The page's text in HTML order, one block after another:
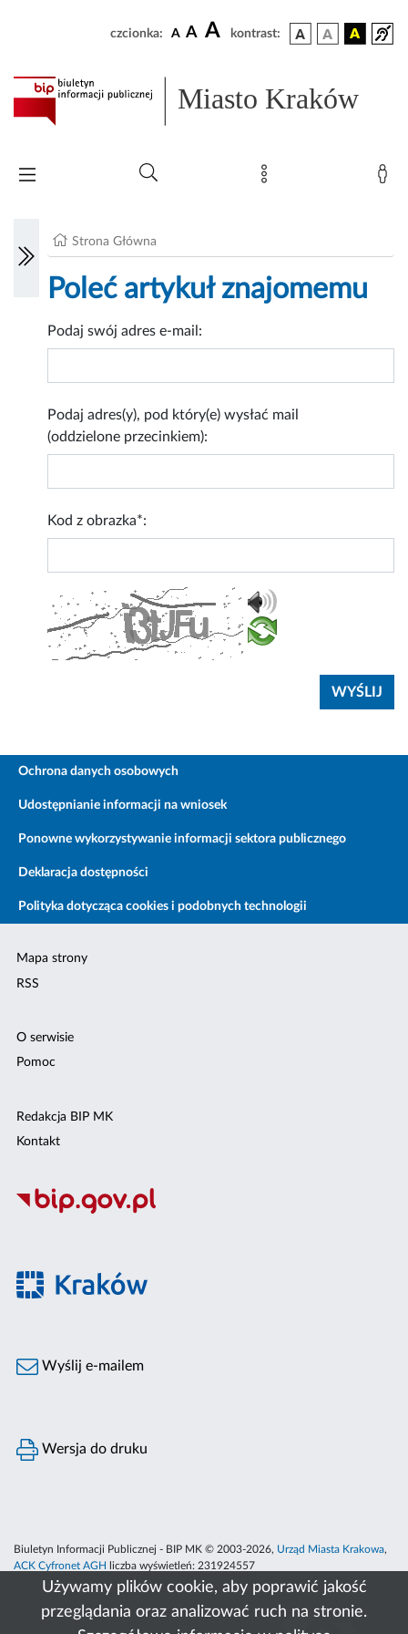
Używamy plików cookie, aby poprawić jakość
przeglądania oraz analizować ruch na stronie.
czcionka: A A A kontrast:
Miasto Kraków
Strona Główna
Poleć artykuł znajomemu
Podaj swój adres e-mail:
Podaj adres(y), pod który(e) wysłać mail
(oddzielone przecinkiem):
Kod z obrazka*:
Ochrona danych osobowych
Udostępnianie informacji na wniosek
Ponowne wykorzystywanie informacji sektora publicznego
Deklaracja dostępności
Polityka dotycząca cookies i podobnych technologii
Mapa strony
RSS
O serwisie
Pomoc
Redakcja BIP MK
Kontakt
Wyślij e-mailem
Wersja do druku
Biuletyn Informacji Publicznej - BIP MK © 2003-2026, Urząd Miasta Krakowa,
ACK Cyfronet AGH
liczba wyświetleń: 231924557